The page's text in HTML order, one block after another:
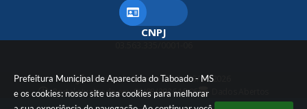
Prefeitura Municipal de Aparecida do Taboado - MS
e os cookies: nosso site usa cookies para melhorar
CNPJ
Versão do Sistema:3.5.3 - 19/06/2026
Portal atualizado em:06/08/2026 15:05